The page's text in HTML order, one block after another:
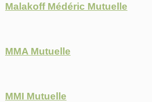
Malakoff Médéric Mutuelle
MMA Mutuelle
MMI Mutuelle